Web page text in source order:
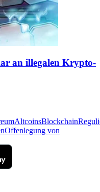
an illegalen Krypto-
AltcoinsBlockchain
Offenlegung von